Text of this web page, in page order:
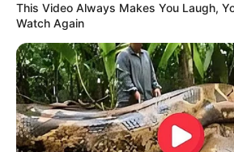
This Video Always Makes You Laugh,
Watch Again